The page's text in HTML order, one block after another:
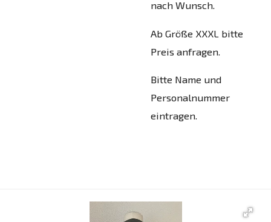
nach Wunsch.
Ab Größe XXXL bitte
Preis anfragen.
Bitte Name und
Personalnummer
eintragen.